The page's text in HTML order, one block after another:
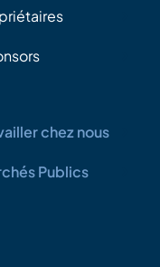
chez nous
Publics